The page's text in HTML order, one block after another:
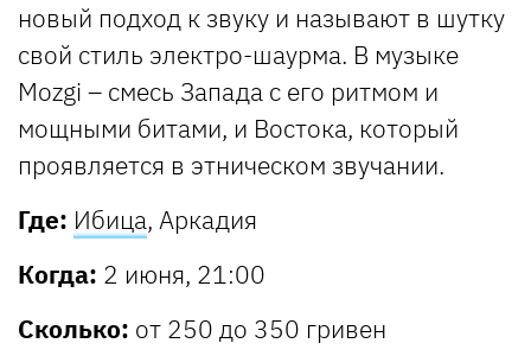
новый подход к звуку и называют в шутку
свой стиль электро-шаурма. В музыке
Mozgi – смесь Запада с его ритмом и
мощными битами, и Востока, который
проявляется в этническом звучании.
Где: Ибица, Аркадия
Когда: 2 июня, 21:00
Сколько: от 250 до 350 гривен